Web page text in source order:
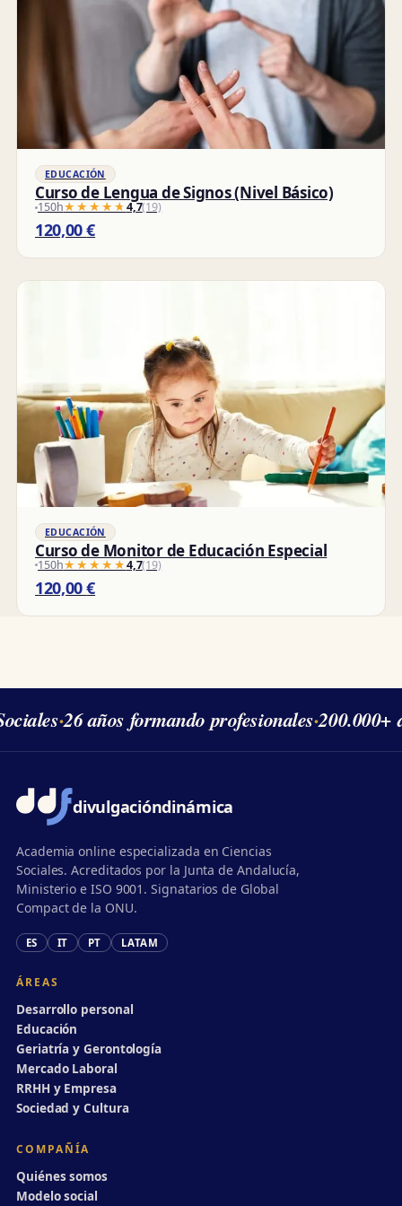
EDUCACIÓN
Curso de Lengua de Signos (Nivel Básico)
150h★★★★★
★★★★★4,7(19)
120,00€
EDUCACIÓN
Curso de Monitor de Educación Especial
150h★★★★★
★★★★★4,7(19)
120,00€
·26 años formando profesionales·200.000+
divulgacióndinámica
Academia online especializada en Ciencias
Sociales. Acreditados por la Junta de Andalucía,
Ministerio e ISO 9001. Signatarios de Global
Compact de la ONU.
ES IT PT LATAM
ÁREAS
Desarrollo personal
Educación
Geriatría y Gerontología
Mercado Laboral
RRHH y Empresa
Sociedad y Cultura
COMPAÑÍA
Quiénes somos
Modelo social